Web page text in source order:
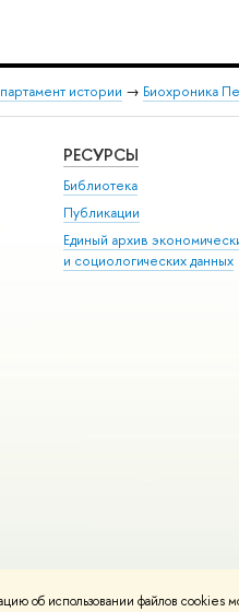
об использовании файлов cookies
истории → Биохроника
РЕСУРСЫ
Библиотека
Публикации
Единый архив
и социологических данных
Карта сайта